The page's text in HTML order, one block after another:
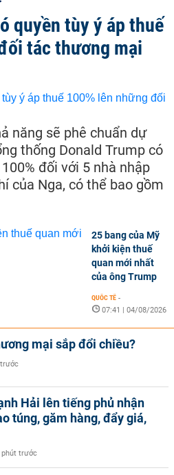
quyền tùy ý áp thuế
tác thương mại
năng sẽ phê chuẩn dự
thống Donald Trump có
đối với 5 nhà nhập
của Nga, có thể bao gồm
25 bang của Mỹ
khởi kiện thuế
quan mới nhất
của ông Trump
QUỐC TẾ -
07:41 | 04/08/2026
mại sắp đổi chiều?
Hải lên tiếng phủ nhận
túng, găm hàng, đẩy giá,
phút trước